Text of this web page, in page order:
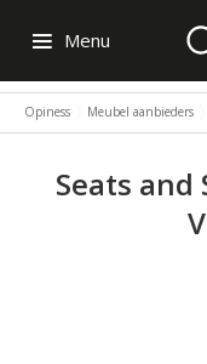
Menu
Opiness Meubel aanbieders
Seats and